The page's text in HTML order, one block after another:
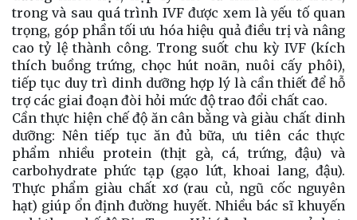
trong và sau quá trình IVF được xem là yếu tố quan
trọng, góp phần tối ưu hóa hiệu quả điều trị và nâng
cao tỷ lệ thành công. Trong suốt chu kỳ IVF (kích
thích buồng trứng, chọc hút noãn, nuôi cấy phôi),
tiếp tục duy trì dinh dưỡng hợp lý là cần thiết để hỗ
trợ các giai đoạn đòi hỏi mức độ trao đổi chất cao.
Cần thực hiện chế độ ăn cân bằng và giàu chất dinh
dưỡng: Nên tiếp tục ăn đủ bữa, ưu tiên các thực
phẩm nhiều protein (thịt gà, cá, trứng, đậu) và
carbohydrate phức tạp (gạo lứt, khoai lang, đậu).
Thực phẩm giàu chất xơ (rau củ, ngũ cốc nguyên
hạt) giúp ổn định đường huyết. Nhiều bác sĩ khuyến